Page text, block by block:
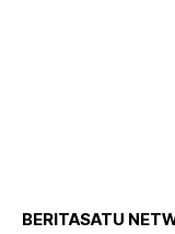
BERITASATU